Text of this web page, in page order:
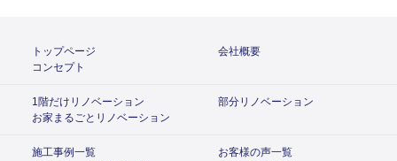
トップページ
会社概要
コンセプト
1階だけリノベーション
部分リノベーション
お家まるごとリノベーション
施工事例一覧
お客様の声一覧